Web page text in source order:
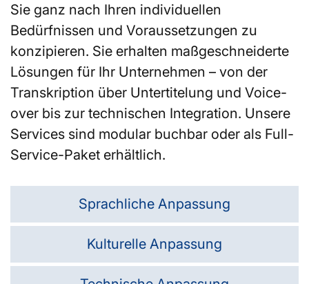
Sie ganz nach Ihren individuellen
Bedürfnissen und Voraussetzungen zu
konzipieren. Sie erhalten maßgeschneiderte
Lösungen für Ihr Unternehmen – von der
Transkription über Untertitelung und Voice-
over bis zur technischen Integration. Unsere
Services sind modular buchbar oder als Full-
Service-Paket erhältlich.
Sprachliche Anpassung
Kulturelle Anpassung